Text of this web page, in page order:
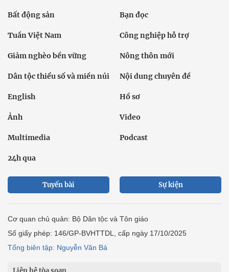
Bất động sản Bạn đọc
Tuần Việt Nam Công nghiệp hỗ trợ
Giảm nghèo bền vững Nông thôn mới
Dân tộc thiểu số và miền núi Nội dung chuyên đề
English Hồ sơ
Ảnh Video
Multimedia Podcast
24h qua
Tuyến bài Sự kiện
Cơ quan chủ quản: Bộ Dân tộc và Tôn giáo
Số giấy phép: 146/GP-BVHTTDL, cấp ngày 17/10/2025
Tổng biên tập: Nguyễn Văn Bá